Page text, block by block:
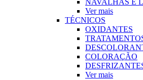
Ver mais
TÉCNICOS
OXIDANTES
COLORAÇÃO
Ver mais